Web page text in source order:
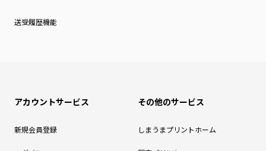
送受履歴機能
アカウントサービス
新規会員登録
その他のサービス
しまうまプリントホーム